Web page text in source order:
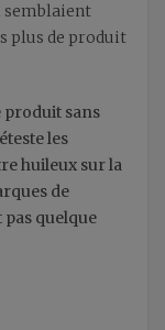
semblaient
plus de produit
produit sans
les
huileux sur la
de
pas quelque